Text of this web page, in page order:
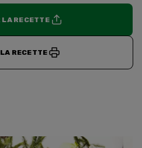
LA RECETTE
RECETTE